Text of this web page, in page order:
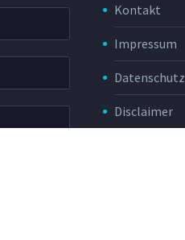
Kontakt
Impressum
Datenschutz
Disclaimer